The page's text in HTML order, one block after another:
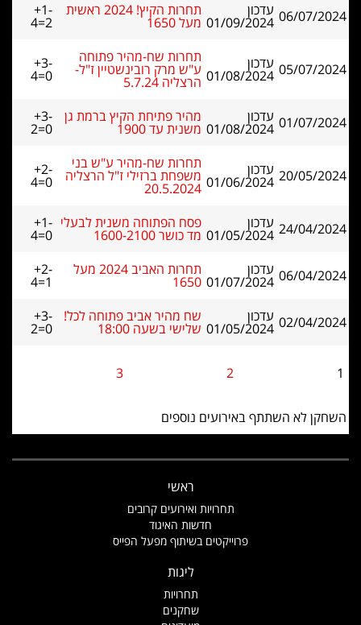
06/07/2024 עדכון
01/09/2024
תחרות הקיץ! 2024 ראשית
מעל 1650
+1-
4=2
05/07/2024 עדכון
01/08/2024
תחרות שח-מהיר פתוחה
ע"ש מרק רובינשטיין ז"ל-
הרצליה 5.7.24
+3-
4=0
01/07/2024 עדכון
01/08/2024
מהיר פתיחת הקיץ ברמת גן
משנית עד 1900
+3-
2=0
20/05/2024 עדכון
01/06/2024
תחרות שח-מהיר ע"ש בני
משפחת ברזילי ז"ל הרצליה
20.5.2024
+2-
4=0
24/04/2024 עדכון
01/05/2024
פסח הפתוחה משנית לבעלי
מד כושר 1600-2100
+1-
4=0
06/04/2024 עדכון
01/07/2024
תחרות האביב 2024 מעל
1650
+2-
4=1
02/04/2024 עדכון
01/05/2024
שח מהיר אביב פתוחה לכל!
שלישי בשעה 18:00
+3-
2=0
1
2
3
השחקן לא השתתף באירועים נוספים
ראשי
תחרויות ואירועים קרובים
חדשות האיגוד
פרוייקטים בשיתוף מפעל הפייס
ליגות
תחרויות
שחקנים